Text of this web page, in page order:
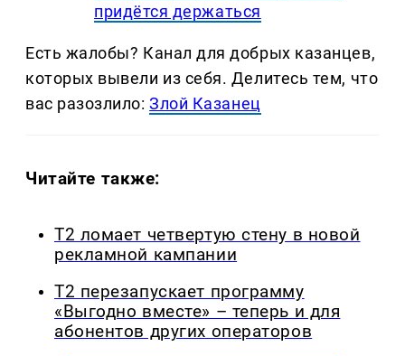
придётся держаться
Есть жалобы? Канал для добрых казанцев,
которых вывели из себя. Делитеcь тем, что
вас разозлило:Злой Казанец
Читайте также:
Т2 ломает четвертую стену в новой
рекламной кампании
Т2 перезапускает программу
«Выгодно вместе» – теперь и для
абонентов других операторов